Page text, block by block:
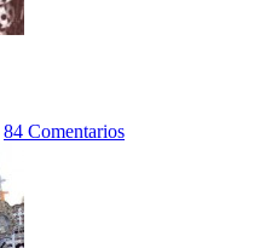
84 Comentarios